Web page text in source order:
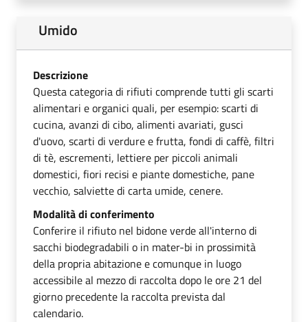
Umido
Descrizione
Questa categoria di rifiuti comprende tutti gli scarti
alimentari e organici quali, per esempio: scarti di
cucina, avanzi di cibo, alimenti avariati, gusci
d'uovo, scarti di verdure e frutta, fondi di caffè, filtri
di tè, escrementi, lettiere per piccoli animali
domestici, fiori recisi e piante domestiche, pane
vecchio, salviette di carta umide, cenere.
Modalità di conferimento
Conferire il rifiuto nel bidone verde all'interno di
sacchi biodegradabili o in mater-bi in prossimità
della propria abitazione e comunque in luogo
accessibile al mezzo di raccolta dopo le ore 21 del
giorno precedente la raccolta prevista dal
calendario.